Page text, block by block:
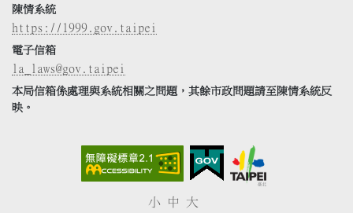
陳情系統
https://1999.gov.taipei
電子信箱
la_laws@gov.taipei
本局信箱係處理與系統相關之問題，其餘市政問題請至陳情系統反
映。
小 中 大